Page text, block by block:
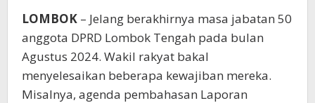
LOMBOK – Jelang berakhirnya masa jabatan 50
anggota DPRD Lombok Tengah pada bulan
Agustus 2024. Wakil rakyat bakal
menyelesaikan beberapa kewajiban mereka.
Misalnya, agenda pembahasan Laporan